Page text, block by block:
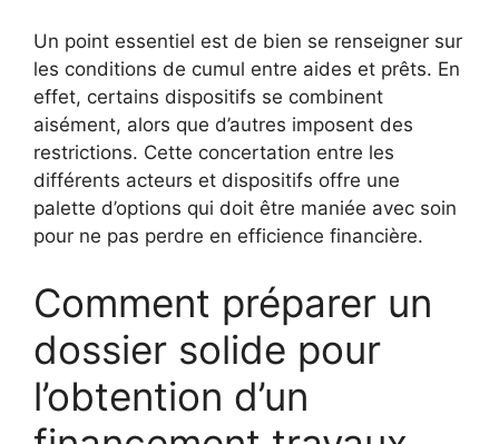
Un point essentiel est de bien se renseigner sur
les conditions de cumul entre aides et prêts. En
effet, certains dispositifs se combinent
aisément, alors que d’autres imposent des
restrictions. Cette concertation entre les
différents acteurs et dispositifs offre une
palette d’options qui doit être maniée avec soin
pour ne pas perdre en efficience financière.
Comment préparer un
dossier solide pour
l’obtention d’un